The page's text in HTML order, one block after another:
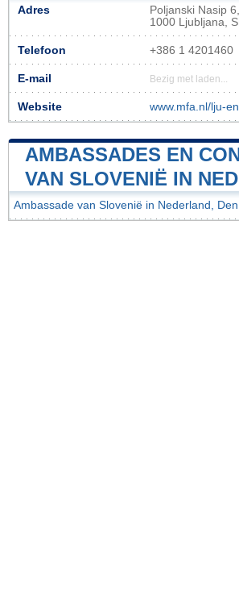
Adres
Poljanski Nasip
1000 Ljubljana,
Telefoon +386 1 4201460
E-mail Bezig met laden...
Website www.mfa.nl/lju-en
AMBASSADES EN
VAN SLOVENIË IN
Ambassade van Slovenië in Nederland,